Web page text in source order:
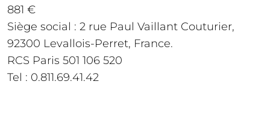
881 €
Siège social : 2 rue Paul Vaillant Couturier,
92300 Levallois-Perret, France.
RCS Paris 501 106 520
Tel : 0.811.69.41.42